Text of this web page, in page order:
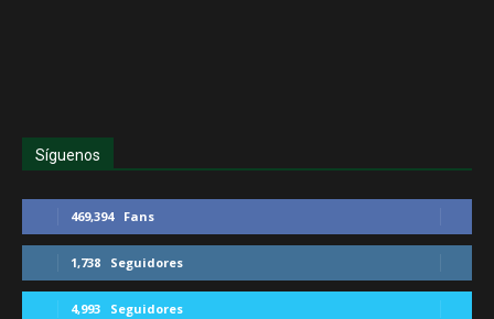
Síguenos
469,394 Fans
1,738 Seguidores
4,993 Seguidores